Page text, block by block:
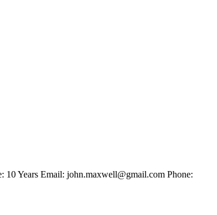
10 Years Email: john.maxwell@gmail.com Phone: